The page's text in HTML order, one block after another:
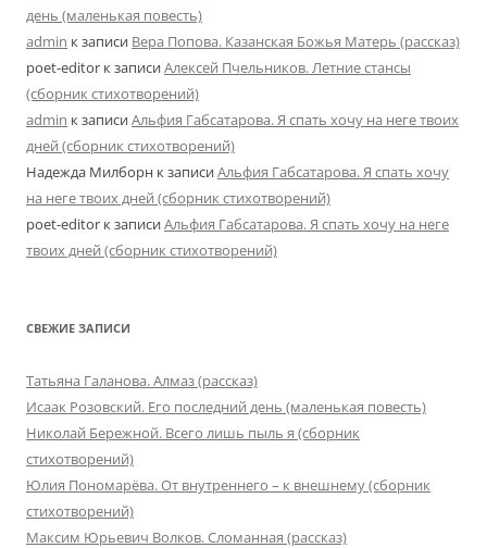
день (маленькая повесть)
admin к записи Вера Попова. Казанская Божья Матерь (рассказ)
poet-editor к записиАлексей Пчельников. Летние стансы
(сборник стихотворений)
admin к записиАльфия Габсатарова. Я спать хочу на неге твоих
дней (сборник стихотворений)
Надежда Милборн к записиАльфия Габсатарова. Я спать хочу
на неге твоих дней (сборник стихотворений)
poet-editor к записиАльфия Габсатарова. Я спать хочу на неге
твоих дней (сборник стихотворений)
СВЕЖИЕ ЗАПИСИ
Татьяна Галанова. Алмаз (рассказ)
Исаак Розовский. Его последний день (маленькая повесть)
Николай Бережной. Всего лишь пыль я (сборник
стихотворений)
Юлия Пономарёва. От внутреннего – к внешнему (сборник
стихотворений)
Максим Юрьевич Волков. Сломанная (рассказ)